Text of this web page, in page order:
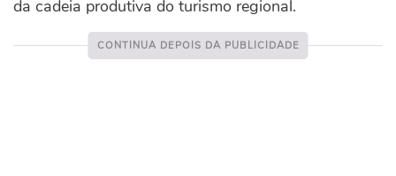
da cadeia produtiva do turismo regional.